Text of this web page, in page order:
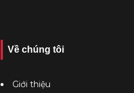
Về chúng tôi
Giới thiệu